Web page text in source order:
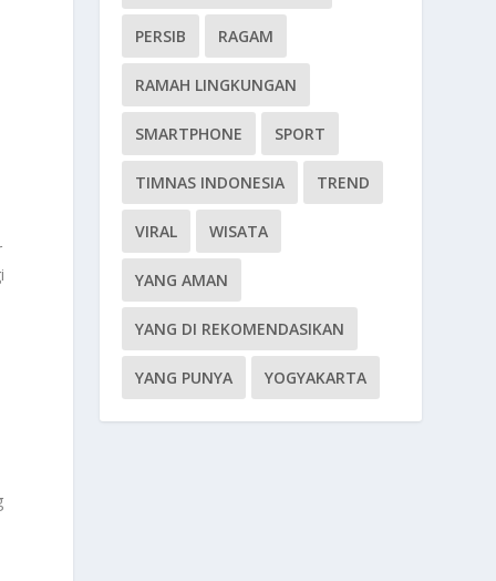
PERSIB RAGAM
RAMAH LINGKUNGAN
SMARTPHONE SPORT
TIMNAS INDONESIA TREND
VIRAL WISATA
YANG AMAN
YANG DI REKOMENDASIKAN
YANG PUNYA YOGYAKARTA